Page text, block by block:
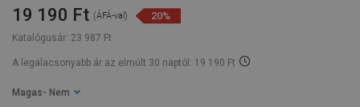
Katalógusár: 23 987 Ft
19 190 Ft (ÁFÁ-val) 20%
A legalacsonyabb ár az elmúlt 30 naptól: 19 190 Ft
Magas - Nem